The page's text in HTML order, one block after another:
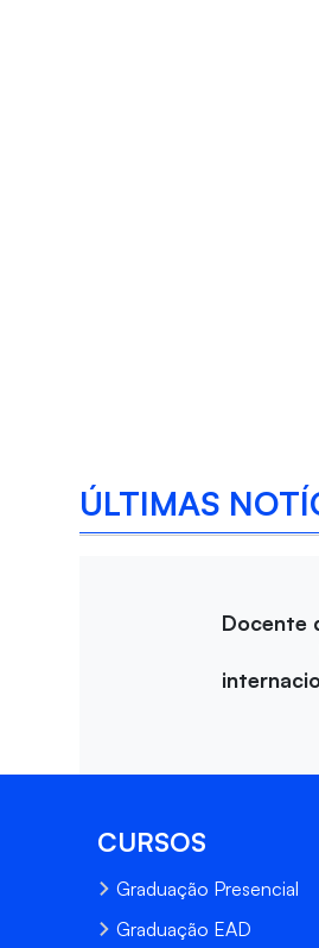
ÚLTIMAS
Docente
CURSOS
Graduação Presencial
Graduação EAD